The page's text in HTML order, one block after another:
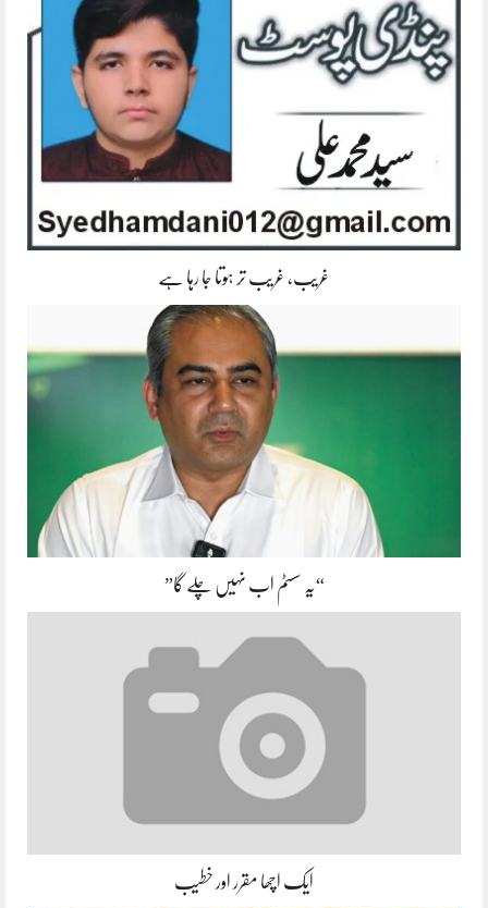
غریب، غریب تر ہوتا جا رہا ہے
“یہ سسٹم اب نہیں چلے گا”
ایک اچھا مقرر اور خطیب